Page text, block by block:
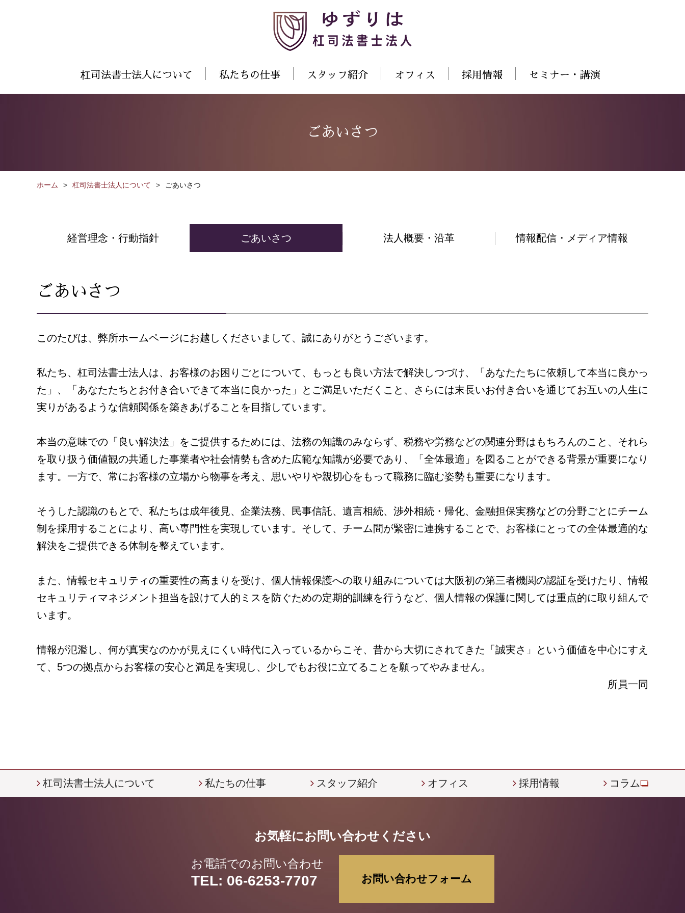
杠司法書士法人について 私たちの仕事 スタッフ紹介 オフィス 採用情報 セミナー・講演
ごあいさつ
ホーム 杠司法書士法人について ごあいさつ
経営理念・行動指針 ごあいさつ 法人概要・沿革 情報配信・ メディア情報
ごあいさつ
このたびは、弊所ホームページにお越しくださいまして、誠にありがとうございます。
私たち、杠司法書士法人は、お客様のお困りごとについて、もっとも良い方法で解決しつづけ、「あなたたちに依頼して本当に良かっ
た」、「あなたたちとお付き合いできて本当に良かった」とご満足いただくこと、さらには末長いお付き合いを通じてお互いの人生に
実りがあるような信頼関係を築きあげることを目指しています。
本当の意味での「良い解決法」をご提供するためには、法務の知識のみならず、税務や労務などの関連分野はもちろんのこと、それら
を取り扱う価値観の共通した事業者や社会情勢も含めた広範な知識が必要であり、「全体最適」を図ることができる背景が重要になり
ます。一方で、常にお客様の立場から物事を考え、思いやりや親切心をもって職務に臨む姿勢も重要になります。
そうした認識のもとで、私たちは成年後見、企業法務、民事信託、遺言相続、渉外相続・帰化、金融担保実務などの分野ごとにチーム
制を採用することにより、高い専門性を実現しています。そして、チーム間が緊密に連携することで、お客様にとっての全体最適的な
解決をご提供できる体制を整えています。
また、情報セキュリティの重要性の高まりを受け、個人情報保護への取り組みについては大阪初の第三者機関の認証を受けたり、情報
セキュリティマネジメント担当を設けて人的ミスを防ぐための定期的訓練を行うなど、個人情報の保護に関しては重点的に取り組んで
います。
情報が氾濫し、何が真実なのかが見えにくい時代に入っているからこそ、昔から大切にされてきた「誠実さ」という価値を中心にすえ
て、5つの拠点からお客様の安心と満足を実現し、少しでもお役に立てることを願ってやみません。
所員一同
杠司法書士法人について 私たちの仕事 スタッフ紹介 オフィス 採用情報 コラム
お気軽にお問い合わせください
お電話でのお問い合わせ
TEL: 06-6253-7707 お問い合わせフォーム